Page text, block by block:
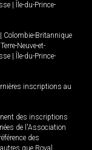
Île-du-Prince-
Colombie-Britannique
Terre-Neuve-et-
Île-du-Prince-
inscriptions au
des inscriptions
de l'Association
des
que Royal